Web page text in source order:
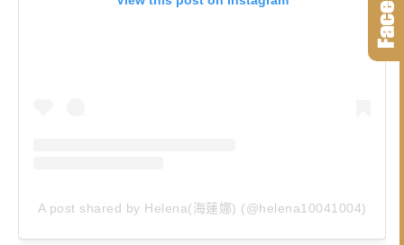
A post shared by Helena(海蓮娜) (@helena10041004)